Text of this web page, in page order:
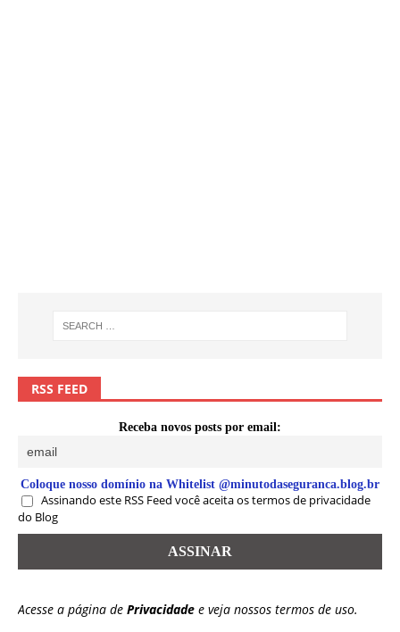
RSS FEED
Receba novos posts por email:
Coloque nosso domínio na Whitelist @minutodaseguranca.blog.br
Assinando este RSS Feed você aceita os termos de privacidade
do Blog
Acesse a página de Privacidade e veja nossos termos de uso.